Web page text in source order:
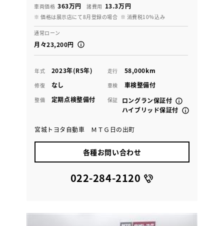
車両価格 363万円 諸費用 13.3万円
※ 価格は展示店にて8月登録の場合 ※ 消費税10％込み
通常ローン
月々23,200円
年式 2023年(R5年) 走行 58,000km
修復 なし 車検 車検整備付
整備 定期点検整備付 保証
ロングラン保証付
ハイブリッド保証付
宮城トヨタ自動車 ＭＴＧ日の出町
各種お問い合わせ
022-284-2120